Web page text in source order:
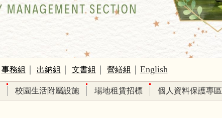
事務組 ｜ 出納組 ｜ 文書組 ｜ 營繕組 ｜ English
校園生活附屬設施 場地租賃招標 個人資料保護專區